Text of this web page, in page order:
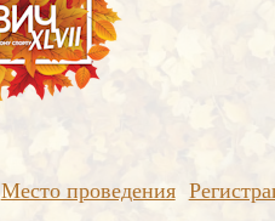
Место проведения